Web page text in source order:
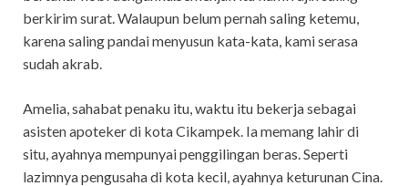
berkirim surat. Walaupun belum pernah saling ketemu,
karena saling pandai menyusun kata-kata, kami serasa
sudah akrab.
Amelia, sahabat penaku itu, waktu itu bekerja sebagai
asisten apoteker di kota Cikampek. Ia memang lahir di
situ, ayahnya mempunyai penggilingan beras. Seperti
lazimnya pengusaha di kota kecil, ayahnya keturunan Cina.